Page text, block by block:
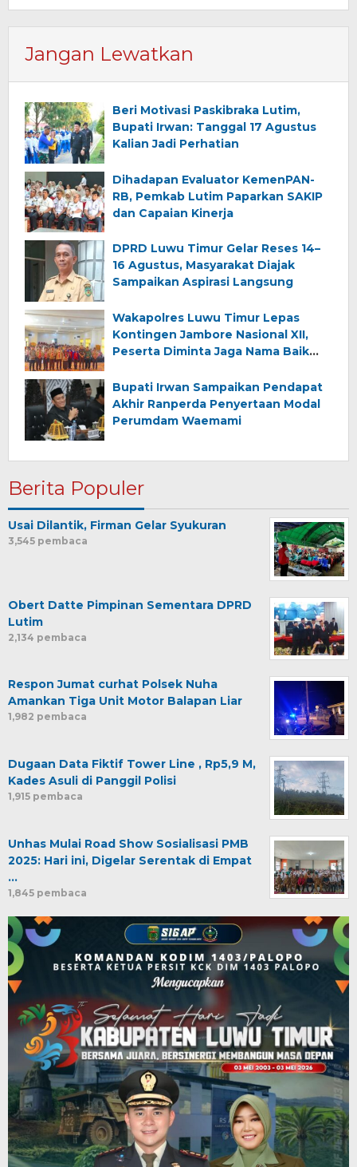
Jangan Lewatkan
Beri Motivasi Paskibraka Lutim,
Bupati Irwan: Tanggal 17 Agustus
Kalian Jadi Perhatian
Dihadapan Evaluator KemenPAN-
RB, Pemkab Lutim Paparkan SAKIP
dan Capaian Kinerja
DPRD Luwu Timur Gelar Reses 14–
16 Agustus, Masyarakat Diajak
Sampaikan Aspirasi Langsung
Wakapolres Luwu Timur Lepas
Kontingen Jambore Nasional XII,
Peserta Diminta Jaga Nama Baik
Bupati Irwan Sampaikan Pendapat
Akhir Ranperda Penyertaan Modal
Perumdam Waemami
Berita Populer
Usai Dilantik, Firman Gelar Syukuran
3,545 pembaca
Obert Datte Pimpinan Sementara DPRD
Lutim
2,134 pembaca
Respon Jumat curhat Polsek Nuha
Amankan Tiga Unit Motor Balapan Liar
1,982 pembaca
Dugaan Data Fiktif Tower Line , Rp5,9 M,
Kades Asuli di Panggil Polisi
1,915 pembaca
Unhas Mulai Road Show Sosialisasi PMB
2025: Hari ini, Digelar Serentak di Empat
…
1,845 pembaca